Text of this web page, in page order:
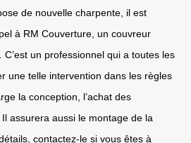
de nouvelle charpente, il est
à RM Couverture, un couvreur
un professionnel qui a toutes les
une telle intervention dans les règles
la conception, l’achat des
assurera aussi le montage de la
contactez-le si vous êtes à